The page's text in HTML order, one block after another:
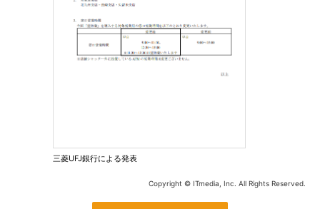
三菱UFJ銀行による発表
Copyright © ITmedia, Inc. All Rights Reserved.